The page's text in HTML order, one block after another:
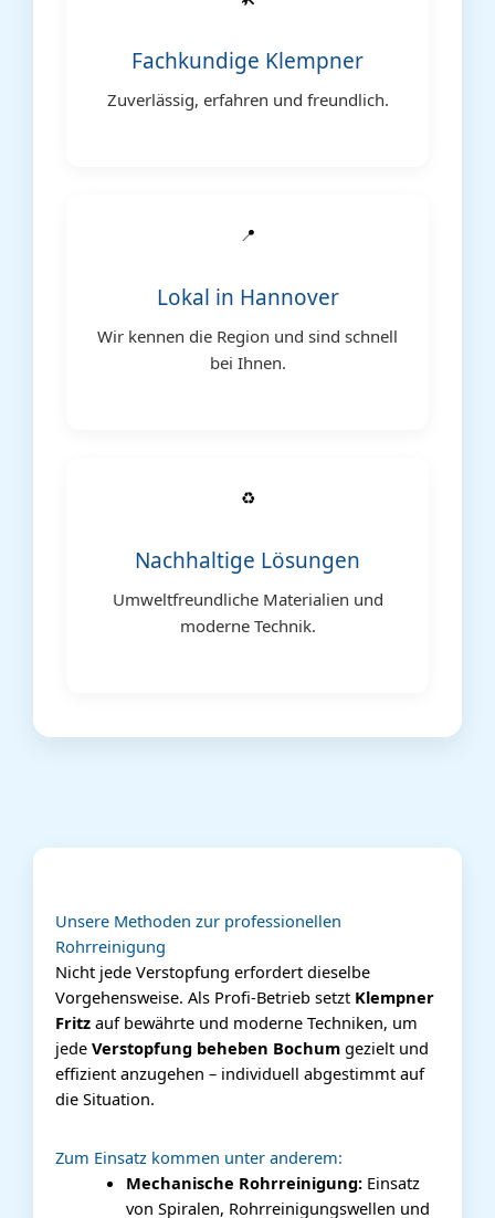
Fachkundige Klempner
Zuverlässig, erfahren und freundlich.
📍
Lokal in Hannover
Wir kennen die Region und sind schnell
bei Ihnen.
♻️
Nachhaltige Lösungen
Umweltfreundliche Materialien und
moderne Technik.
Unsere Methoden zur professionellen
Rohrreinigung
Nicht jede Verstopfung erfordert dieselbe
Vorgehensweise. Als Profi-Betrieb setzt Klempner
Fritz auf bewährte und moderne Techniken, um
jede Verstopfung beheben Bochum gezielt und
effizient anzugehen – individuell abgestimmt auf
die Situation.
Zum Einsatz kommen unter anderem:
Mechanische Rohrreinigung:Einsatz
von Spiralen, Rohrreinigungswellen und